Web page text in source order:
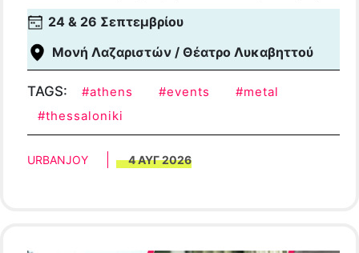
Πληροφορίες & εισιτήρια.
24 & 26 Σεπτεμβρίου
Μονή Λαζαριστών / Θέατρο Λυκαβηττού
TAGS: #athens #events
#metal
#thessaloniki
URBANJOY 4 ΑΥΓ 2026